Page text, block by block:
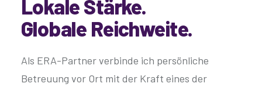
Lokale Stärke.
Globale Reichweite.
Als ERA-Partner verbinde ich persönliche
Betreuung vor Ort mit der Kraft eines der